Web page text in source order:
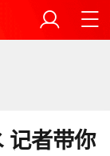
记者带你